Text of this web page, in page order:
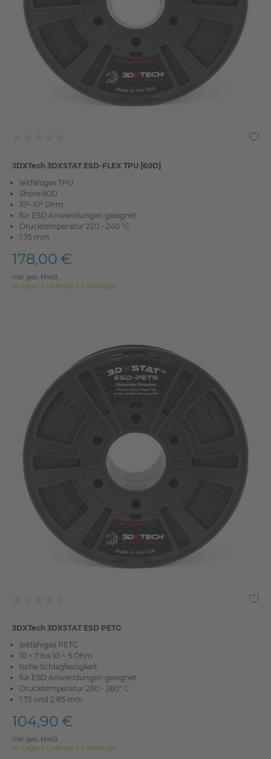
3DXTech 3DXSTAT ESD-FLEX TPU [60D]
leitfähiges TPU
Shore 60D
10²-10³ Ohm
für ESD Anwendungen geeignet
Drucktemperatur 220 - 240 °C
1.75 mm
178,00 €
inkl. ges. MwSt.
ab Lager > Lieferzeit 1-3 Werktage
3DXTech 3DXSTAT ESD PETG
leitfähiges PETG
10 ^ 7 bis 10 ^ 9 Ohm
hohe Schlagfestigkeit
für ESD Anwendungen geeignet
Drucktemperatur 230 - 260° C
1.75 und 2.85 mm
104,90 €
inkl. ges. MwSt.
ab Lager > Lieferzeit 1-3 Werktage